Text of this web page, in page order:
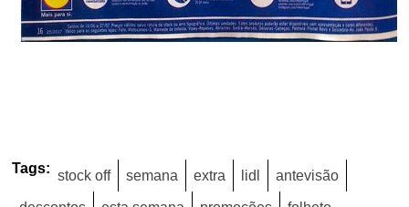
Tags: stock off semana extra lidl antevisão